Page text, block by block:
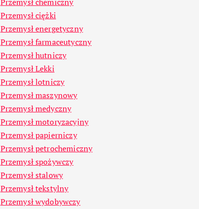
Przemysł chemiczny
Przemysł ciężki
Przemysł energetyczny
Przemysł farmaceutyczny
Przemysł hutniczy
Przemysł Lekki
Przemysł lotniczy
Przemysł maszynowy
Przemysł medyczny
Przemysł motoryzacyjny
Przemysł papierniczy
Przemysł petrochemiczny
Przemysł spożywczy
Przemysł stalowy
Przemysł tekstylny
Przemysł wydobywczy